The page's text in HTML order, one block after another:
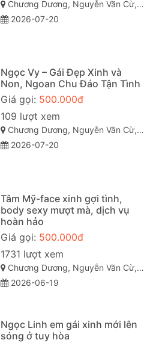
Chương Dương, Nguyễn Văn Cừ, Quy Nhơn, Bình Định
2026-07-20
Ngọc Vy – Gái Đẹp Xinh và
Non, Ngoan Chu Đáo Tận Tình
Giá gọi: 500.000đ
109 lượt xem
Chương Dương, Nguyễn Văn Cừ, Quy Nhơn, Bình Định
2026-07-20
Tâm Mỹ-face xinh gợi tình,
body sexy mượt mà, dịch vụ
hoàn hảo
Giá gọi: 500.000đ
1731 lượt xem
Chương Dương, Nguyễn Văn Cừ, TP Quy Nhơn
2026-06-19
Ngọc Linh em gái xinh mới lên
sóng ở tuy hòa